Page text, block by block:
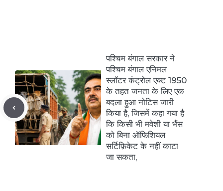
पश्चिम बंगाल सरकार ने
पश्चिम बंगाल एनिमल
स्लॉटर कंट्रोल एक्ट 1950
के तहत जनता के लिए एक
बदला हुआ नोटिस जारी
किया है, जिसमें कहा गया है
कि किसी भी मवेशी या भैंस
को बिना ऑफिशियल
सर्टिफ़िकेट के नहीं काटा
जा सकता,